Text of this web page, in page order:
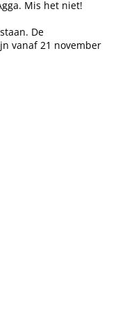
Mis het niet!
De
vanaf 21 november